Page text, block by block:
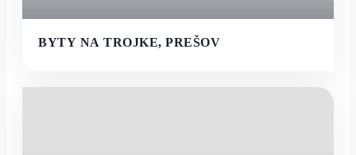
BYTY NA TROJKE, PREŠOV